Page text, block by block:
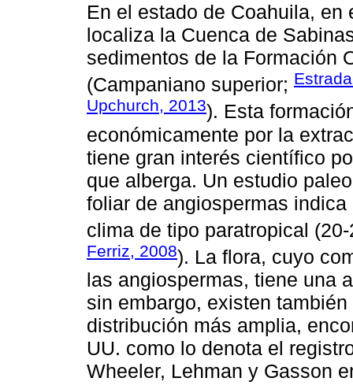
En el estado de Coahuila,
localiza la Cuenca de
sedimentos de la Formación
(Campaniano superior;
Upchurch, 2013). Esta
económicamente por la
tiene gran interés científico
que alberga. Un estudio
foliar de angiospermas
clima de tipo paratropical (20-
Ferriz, 2008). La flora, cuyo
las angiospermas, tiene una
sin embargo, existen
distribución más amplia,
UU. como lo denota el
Wheeler, Lehman y Gasson